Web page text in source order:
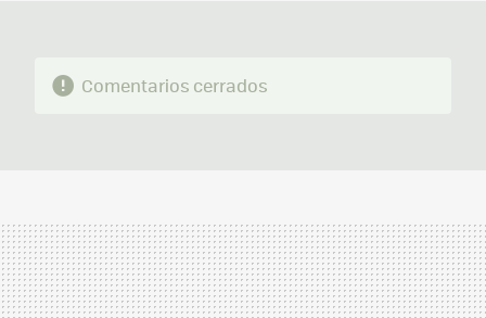
Comentarios cerrados